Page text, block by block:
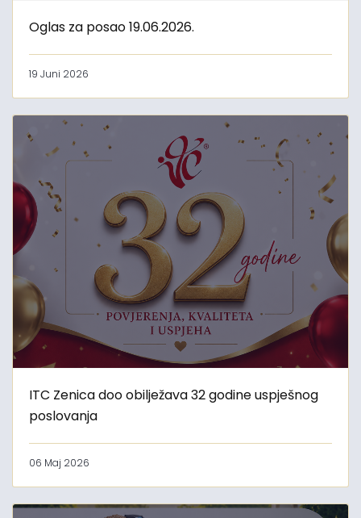
Oglas za posao 19.06.2026.
19 Juni 2026
ITC Zenica doo obilježava 32 godine uspješnog
poslovanja
06 Maj 2026